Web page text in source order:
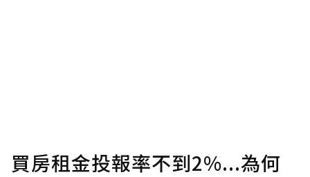
買房租金投報率不到2%...為何